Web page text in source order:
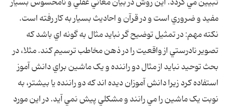
مفيد و ضروري است و در قرآن و احاديث بسيار به کار رفته است.
نکته مهم: در تمثيل توضيح گر نبايد مثال به گونه اي باشد که
تصوير نادرستي از واقعيت را در ذهن مخاطب ترسيم کند. مثلا، در
بحث توحيد نبايد از مثال دو راننده و يک ماشين براي دانش آموز
استفاده کرد زيرا دانش آموزان ديده اند که دو راننده يا بيشتر، به
نوبت يک ماشين را مي رانند و مشکلي پيش نمي آيد. در اين مورد